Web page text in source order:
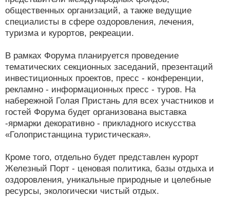
общественных организаций, а также ведущие
специалисты в сфере оздоровления, лечения,
туризма и курортов, рекреации.
В рамках Форума планируется проведение
тематических секционных заседаний, презентаций
инвестиционных проектов, пресс - конференции,
рекламно - информационных пресс - туров. На
набережной Голая Пристань для всех участников и
гостей Форума будет организована выставка
-ярмарки декоративно - прикладного искусства
«Голопристанщина туристическая».
Кроме того, отдельно будет представлен курорт
Железный Порт - ценовая политика, базы отдыха и
оздоровления, уникальные природные и целебные
ресурсы, экологически чистый отдых.